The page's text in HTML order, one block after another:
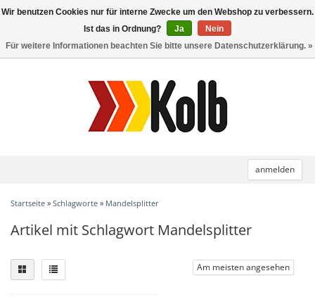
anmelden
Toggle
Startseite » Schlagworte » Mandelsplitter
Artikel mit Schlagwort Mandelsplitter
Am meisten angesehen
Wir benutzen Cookies nur für interne Zwecke um den Webshop zu verbessern.
Ist das in Ordnung?
Ja
Nein
Für weitere Informationen beachten Sie bitte unsere Datenschutzerklärung. »